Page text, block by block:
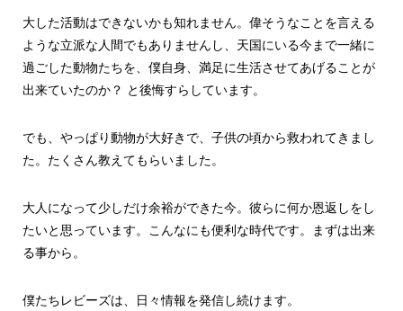
大した活動はできないかも知れません。偉そうなことを言える
ような立派な人間でもありませんし、天国にいる今まで一緒に
過ごした動物たちを、僕自身、満足に生活させてあげることが
出来ていたのか？ と後悔すらしています。
でも、やっぱり動物が大好きで、子供の頃から救われてきまし
た。たくさん教えてもらいました。
大人になって少しだけ余裕ができた今。彼らに何か恩返しをし
たいと思っています。こんなにも便利な時代です。まずは出来
る事から。
僕たちレビーズは、日々情報を発信し続けます。